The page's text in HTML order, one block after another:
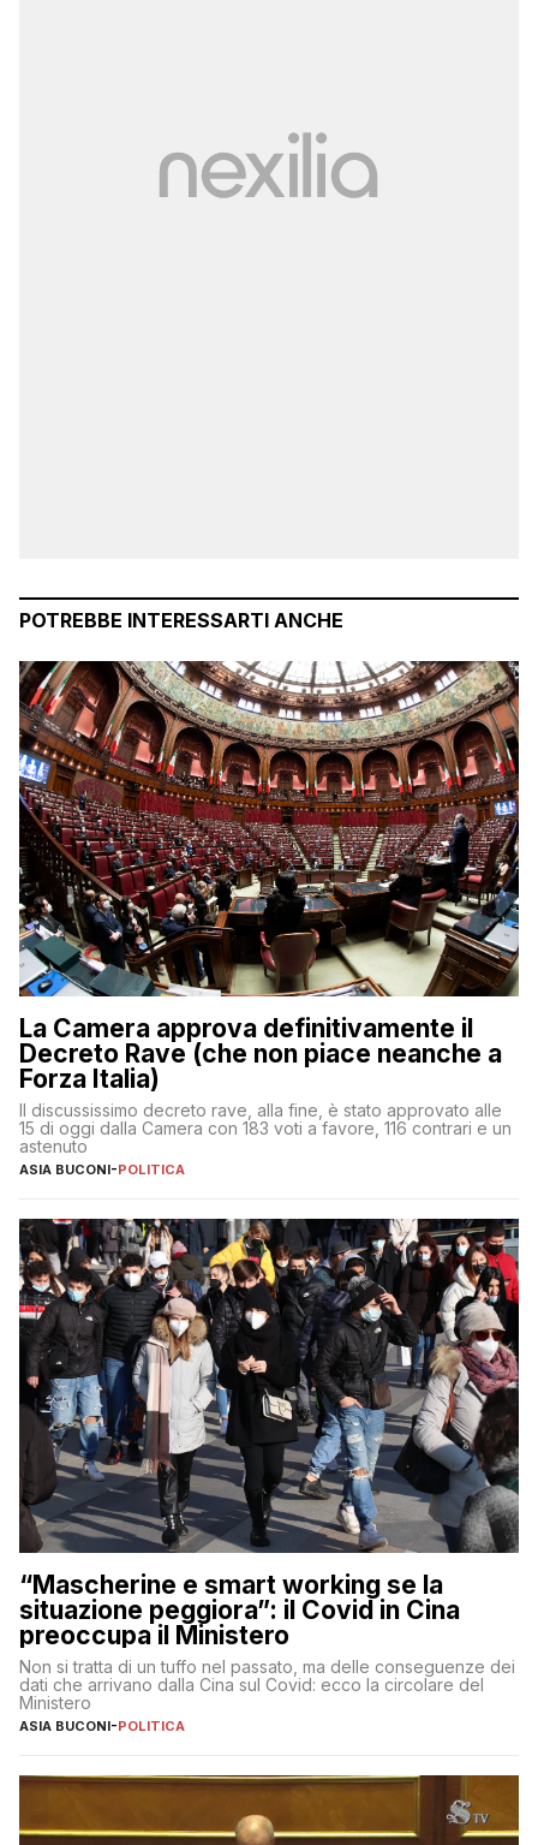
POTREBBE INTERESSARTI ANCHE
La Camera approva definitivamente il
Decreto Rave (che non piace neanche a
Forza Italia)
Il discussissimo decreto rave, alla fine, è stato approvato alle
15 di oggi dalla Camera con 183 voti a favore, 116 contrari e un
astenuto
ASIA BUCONI-POLITICA
“Mascherine e smart working se la
situazione peggiora”: il Covid in Cina
preoccupa il Ministero
Non si tratta di un tuffo nel passato, ma delle conseguenze dei
dati che arrivano dalla Cina sul Covid: ecco la circolare del
Ministero
ASIA BUCONI-POLITICA